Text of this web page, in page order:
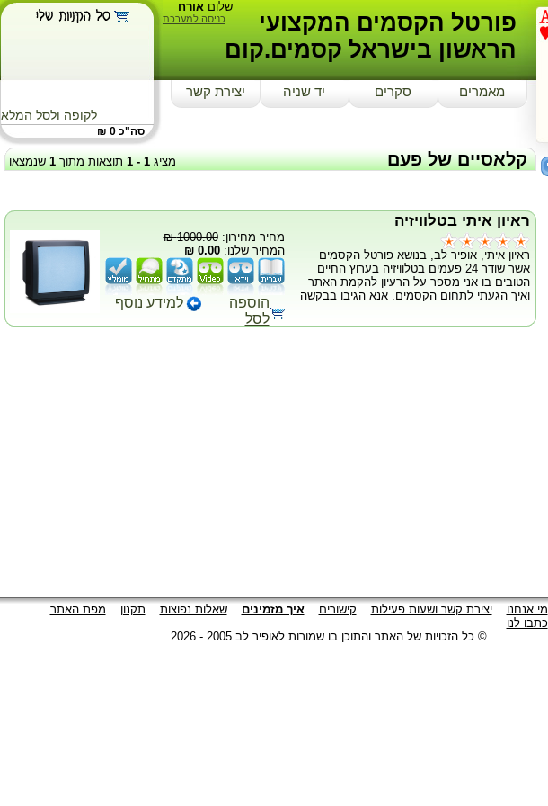
לקופה ולסל המלא
סה"כ 0 ₪
שלוםאורח
כניסה למערכת
פורטל הקסמים המקצועי
הראשון בישראל קסמים.קום
מאמרים סקרים יד שניה יצירת קשר
מציג1
-
1 תוצאות מתוך1שנמצאו קלאסיים של פעם
ראיון איתי בטלוויזיה
ראיון איתי, אופיר לב, בנושא פורטל הקסמים
אשר שודר 24 פעמים בטלוויזיה בערוץ החיים
הטובים בו אני מספר על הרעיון להקמת האתר
ואיך הגעתי לתחום הקסמים. אנא הגיבו בבקשה
מחיר מחירון:1000.00 ₪
המחיר שלנו:0.00 ₪
הוספה
לסל
למידע נוסף
מי אנחנו יצירת קשר ושעות פעילות קישורים איך מזמינים שאלות נפוצות תקנון
מפת האתר
כתבו לנו
© כל הזכויות של האתר והתוכן בו שמורות לאופיר לב 2005 - 2026